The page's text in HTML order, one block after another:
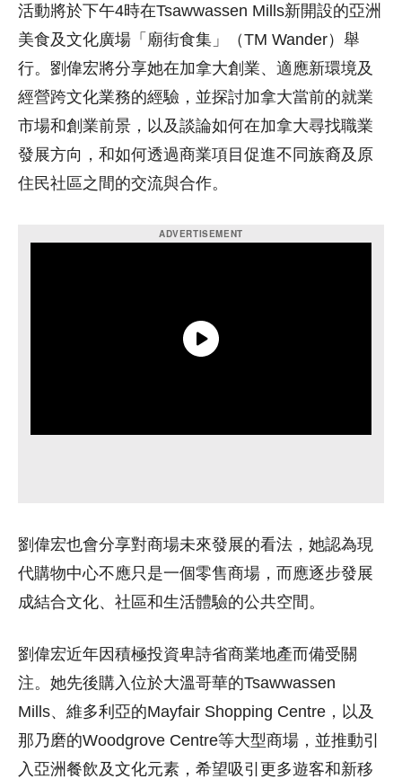
活動將於下午4時在Tsawwassen Mills新開設的亞洲
美食及文化廣場「廟街食集」（TM Wander）舉
行。劉偉宏將分享她在加拿大創業、適應新環境及
經營跨文化業務的經驗，並探討加拿大當前的就業
市場和創業前景，以及談論如何在加拿大尋找職業
發展方向，和如何透過商業項目促進不同族裔及原
住民社區之間的交流與合作。
劉偉宏也會分享對商場未來發展的看法，她認為現
代購物中心不應只是一個零售商場，而應逐步發展
成結合文化、社區和生活體驗的公共空間。
劉偉宏近年因積極投資卑詩省商業地產而備受關
注。她先後購入位於大溫哥華的Tsawwassen
Mills、維多利亞的Mayfair Shopping Centre，以及
那乃磨的Woodgrove Centre等大型商場，並推動引
入亞洲餐飲及文化元素，希望吸引更多遊客和新移